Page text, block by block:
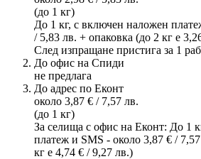
(до 1 кг)
До 1 кг, с включен наложен
/ 5,83 лв. + опаковка (до 2 кг е
След изпращане пристига за 1
До офис на Спиди
не предлага
До адрес по Еконт
около 3,87 € / 7,57 лв.
(до 1 кг)
За селища с офис на Еконт: До 1
платеж и SMS - около 3,87 € /
кг е 4,74 € / 9,27 лв.)